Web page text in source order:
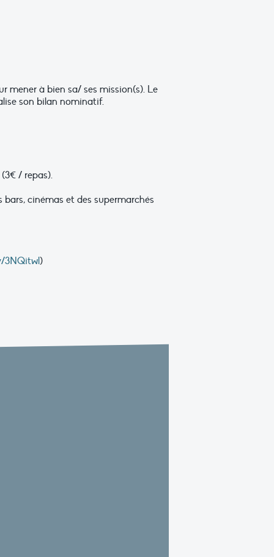
mener à bien sa/ ses mission(s). Le
son bilan nominatif.
/ repas).
cinémas et des supermarchés
3NQitwl)